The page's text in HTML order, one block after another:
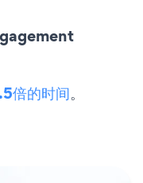
倍的时间。